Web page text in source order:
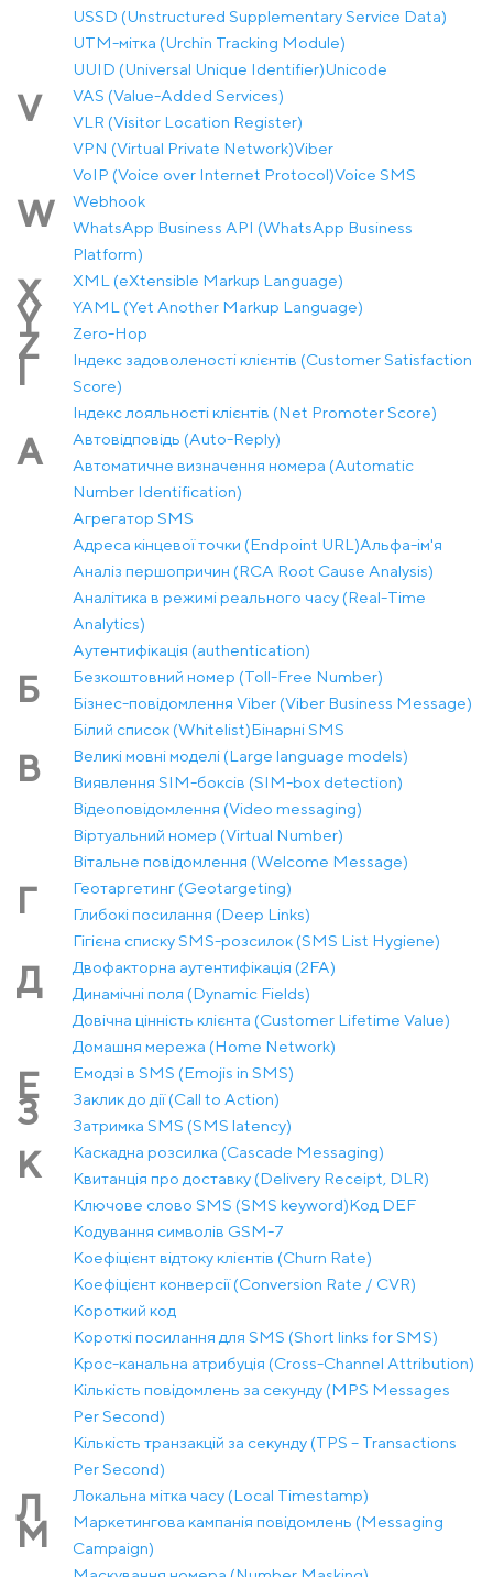
USSD (Unstructured Supplementary Service Data)
UTM-мітка (Urchin Tracking Module)
UUID (Universal Unique Identifier)Unicode
V
VAS (Value-Added Services)
VLR (Visitor Location Register)
VPN (Virtual Private Network)Viber
VoIP (Voice over Internet Protocol)Voice SMS
W
Webhook
WhatsApp Business API (WhatsApp Business
Platform)
X XML (eXtensible Markup Language)
Y YAML (Yet Another Markup Language)
Z Zero-Hop
І
Індекс задоволеності клієнтів (Customer Satisfaction
Score)
Індекс лояльності клієнтів (Net Promoter Score)
А
Автовідповідь (Auto-Reply)
Автоматичне визначення номера (Automatic
Number Identification)
Агрегатор SMS
Адреса кінцевої точки (Endpoint URL)Альфа-ім'я
Аналіз першопричин (RCA Root Cause Analysis)
Аналітика в режимі реального часу (Real-Time
Analytics)
Аутентифікація (authentication)
Б
Безкоштовний номер (Toll-Free Number)
Бізнес-повідомлення Viber (Viber Business Message)
Білий список (Whitelist)Бінарні SMS
В
Великі мовні моделі (Large language models)
Виявлення SIM-боксів (SIM-box detection)
Відеоповідомлення (Video messaging)
Віртуальний номер (Virtual Number)
Вітальне повідомлення (Welcome Message)
Г
Геотаргетинг (Geotargeting)
Глибокі посилання (Deep Links)
Гігієна списку SMS-розсилок (SMS List Hygiene)
Д
Двофакторна аутентифікація (2FA)
Динамічні поля (Dynamic Fields)
Довічна цінність клієнта (Customer Lifetime Value)
Домашня мережа (Home Network)
Е Емодзі в SMS (Emojis in SMS)
З
Заклик до дії (Call to Action)
Затримка SMS (SMS latency)
К
Каскадна розсилка (Cascade Messaging)
Квитанція про доставку (Delivery Receipt, DLR)
Ключове слово SMS (SMS keyword)Код DEF
Кодування символів GSM-7
Коефіцієнт відтоку клієнтів (Churn Rate)
Коефіцієнт конверсії (Conversion Rate / CVR)
Короткий код
Короткі посилання для SMS (Short links for SMS)
Крос-канальна атрибуція (Cross-Channel Attribution)
Кількість повідомлень за секунду (MPS Messages
Per Second)
Кількість транзакцій за секунду (TPS – Transactions
Per Second)
Л Локальна мітка часу (Local Timestamp)
М
Маркетингова кампанія повідомлень (Messaging
Campaign)